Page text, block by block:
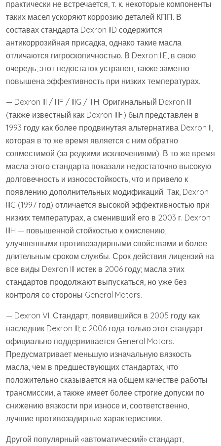
практически не встречается, т. к. некоторые компоненты
таких масел ускоряют коррозию деталей КПП. В
составах стандарта Dexron IID содержится
антикоррозийная присадка, однако такие масла
отличаются гигроскопичностью. В Dexron IIE, в свою
очередь, этот недостаток устранен, также заметно
повышена эффективность при низких температурах.
— Dexron III / IIIF / IIIG / IIIH. Оригинальный Dexron III
(также известный как Dexron IIIF) был представлен в
1993 году как более продвинутая альтернатива Dexron II,
которая в то же время является с ним обратно
совместимой (за редкими исключениями). В то же время
масла этого стандарта показали недостаточно высокую
долговечность и износостойкость, что и привело к
появлению дополнительных модификаций. Так, Dexron
IIIG (1997 год) отличается высокой эффективностью при
низких температурах, а сменивший его в 2003 г. Dexron
IIIH — повышенной стойкостью к окислению,
улучшенными противозадирными свойствами и более
длительным сроком службы. Срок действия лицензий на
все виды Dexron III истек в 2006 году; масла этих
стандартов продолжают выпускаться, но уже без
контроля со стороны General Motors.
— Dexron VI. Стандарт, появившийся в 2005 году как
наследник Dexron III; с 2006 года только этот стандарт
официально поддерживается General Motors.
Предусматривает меньшую изначальную вязкость
масла, чем в предшествующих стандартах, что
положительно сказывается на общем качестве работы
трансмиссии, а также имеет более строгие допуски по
снижению вязкости при износе и, соответственно,
лучшие противозадирные характеристики.
Другой популярный «автоматический» стандарт,